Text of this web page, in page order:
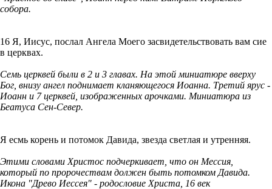
собора.
16 Я, Иисус, послал Ангела Моего засвидетельствовать вам сие
в церквах.
Семь церквей были в 2 и 3 главах. На этой миниатюре вверху
Бог, внизу ангел поднимает кланяющегося Иоанна. Третий ярус -
Иоанн и 7 церквей, изображенных арочками. Миниатюра из
Беатуса Сен-Север.
Я есмь корень и потомок Давида, звезда светлая и утренняя.
Этими словами Христос подчеркивает, что он Мессия,
который по пророчествам должен быть потомком Давида.
Икона "Древо Иессея" - родословие Христа, 16 век